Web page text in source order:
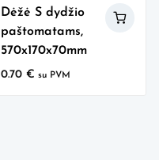
Dėžė S dydžio
paštomatams,
570x170x70mm
0.70 € su PVM